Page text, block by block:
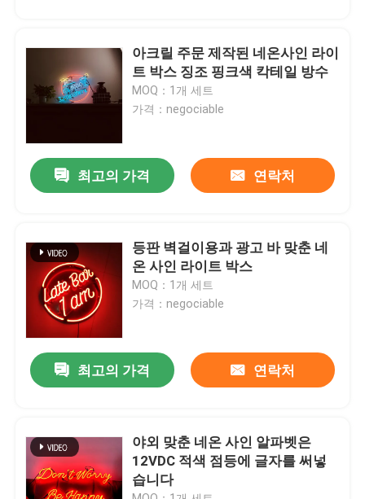
제품
공장 여행
연락주세요
인용문을 요구하세요
3d 서한 신호
채널 레터 신호
백리트 서한 신호
아크릴 주문 제작된 네온사인 라이
트 박스 징조 핑크색 칵테일 방수
MOQ：1개 세트
가격：negociable
최고의 가격 연락처
등판 벽걸이용과 광고 바 맞춘 네
온 사인 라이트 박스
MOQ：1개 세트
가격：negociable
최고의 가격 연락처
야외 맞춘 네온 사인 알파벳은
12VDC 적색 점등에 글자를 써넣
습니다